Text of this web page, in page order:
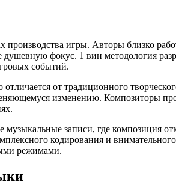
производства игры. Авторы близко
фокус. 1 вин методология
событий.
от традиционного
изменению. Композиторы
записи, где композиция
кодирования и
режимами.